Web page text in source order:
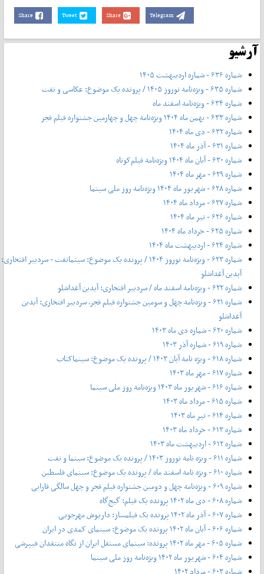
Share Tweet Share Telegram
آرشیو
شماره ۶۳۶ - شماره اردیبهشت ۱۴۰۵
شماره ۶۳۵ - ویژه‌نامه نوروز ۱۴۰۵ / پرونده یک موضوع: عکاسی و نفت
شماره ۶۳۴ - ویژه‌نامه اسفند ماه
شماره ۶۳۳ - بهمن ماه ۱۴۰۴ ویژه‌نامه چهل‌ و‌ چهارمین جشنواره فیلم فجر
شماره ۶۳۲ - دی ماه ۱۴۰۴
شماره ۶۳۱ - آذر ماه ۱۴۰۴
شماره ۶۳۰ - آبان ماه ۱۴۰۴ ویژه‌نامه فیلم‌کوتاه
شماره ۶۲۹ - مهر ماه ۱۴۰۴
شماره ۶۲۸ - شهریور ماه ۱۴۰۴ ویژه‌نامه روز ملی سینما
شماره ۶۲۷ - مرداد ماه ۱۴۰۴
شماره ۶۲۶ - تیر ماه ۱۴۰۴
شماره ۶۲۵ - خرداد ماه ۱۴۰۴
شماره ۶۲۴ - اردیبهشت ماه ۱۴۰۴
شماره ۶۲۳ - ویژه‌نامه نوروز ۱۴۰۴ / پرونده یک موضوع: سینمانفت - سردبیر افتخاری:
آیدین آغداشلو
شماره ۶۲۲ - ویژه‌نامه اسفند ماه / سردبیر افتخاری: آیدین آغداشلو
شماره ۶۲۱ - ویژه‌نامه چهل‌ و‌ سومین جشنواره فیلم فجر، سردبیر افتخاری: آیدین
آغداشلو
شماره ۶۲۰ - شماره دی ماه ۱۴۰۳
شماره ۶۱۹ - شماره آذر ۱۴۰۳
شماره ۶۱۸ - ویژه نامه آبان ۱۴۰۳ / پرونده یک موضوع: سینماکتاب
شماره ۶۱۷ - مهر ماه ۱۴۰۳
شماره ۶۱۶ - شهریور ماه ۱۴۰۳ ویژه‌نامه روز ملی سینما
شماره ۶۱۵ - مرداد ماه ۱۴۰۳
شماره ۶۱۴ - تیر ماه ۱۴۰۳
شماره ۶۱۳ - خرداد ماه ۱۴۰۳
شماره ۶۱۲ - اردیبهشت ماه ۱۴۰۳
شماره ۶۱۱ - ویژه نامه نوروز ۱۴۰۳ / پرونده یک موضوع: سینما و نفت
شماره ۶۱۰ - ویژه نامه اسفند ماه / پرونده یک موضوع: سینمای فلسطین
شماره ۶۰۹ - ویژه‌نامه چهل و دومین جشنواره فیلم فجر و چهل سالگی فارابی
شماره ۶۰۸ - دی ماه ۱۴۰۲ پرونده یک فیلم: گیج‌گاه
شماره ۶۰۷ - آذر ماه ۱۴۰۲ پرونده یک فیلمساز: داریوش مهرجویی
شماره ۶۰۶ - آبان ماه ۱۴۰۲ پرونده یک موضوع: سینمای کمدی در ایران
شماره ۶۰۵ - مهر ماه ۱۴۰۲ پرونده: سینمای مستقل ایران از نگاه منتقدان فیپرشی
شماره ۶۰۴ - شهریور ماه ۱۴۰۲ ویژه‌نامه روز ملی سینما